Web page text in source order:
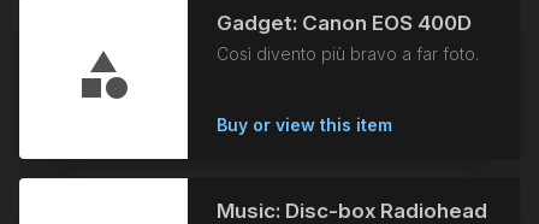
Gadget: Canon EOS 400D
Così divento più bravo a far foto.
Buy or view this item
Music: Disc-box Radiohead